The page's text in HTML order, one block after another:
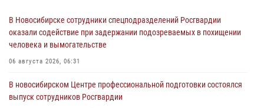
В Новосибирске сотрудники спецподразделений Росгвардии
оказали содействие при задержании подозреваемых в похищении
человека и вымогательстве
06 августа 2026, 06:31
В новосибирском Центре профессиональной подготовки состоялся
выпуск сотрудников Росгвардии